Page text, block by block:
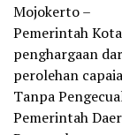
Mojokerto –
Pemerintah
penghargaan
perolehan
Tanpa
Pemerintah